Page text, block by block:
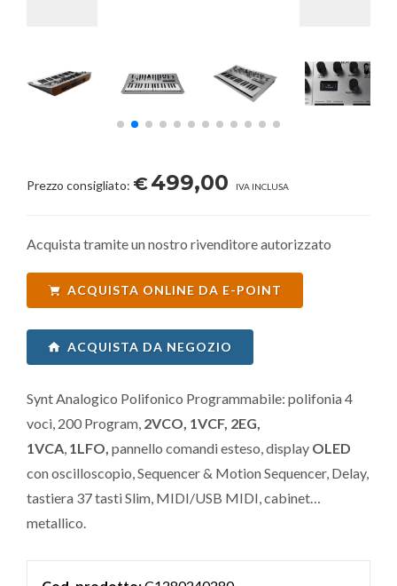
Prezzo consigliato: €499,00 IVA INCLUSA
Acquista tramite un nostro rivenditore autorizzato
ACQUISTA ONLINE DA E-POINT
ACQUISTA DA NEGOZIO
Synt Analogico Polifonico Programmabile: polifonia 4
voci, 200 Program, 2VCO, 1VCF, 2EG,
1VCA, 1LFO, pannello comandi esteso, display OLED
con oscilloscopio, Sequencer & Motion Sequencer, Delay,
tastiera 37 tasti Slim, MIDI/USB MIDI, cabinet
metallico.